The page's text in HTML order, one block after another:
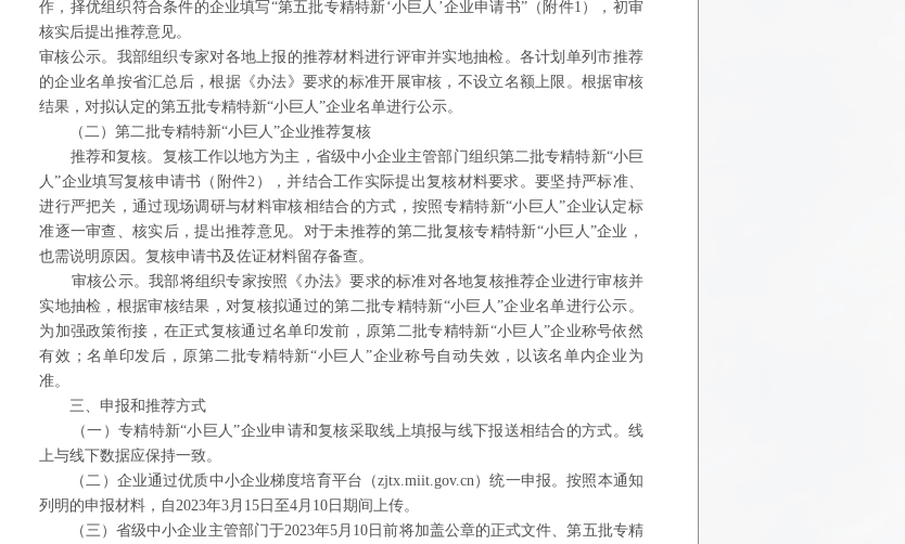
作，择优组织符合条件的企业填写“第五批专精特新‘小巨人’企业申请书”（附件1），初审
核实后提出推荐意见。
审核公示。我部组织专家对各地上报的推荐材料进行评审并实地抽检。各计划单列市推荐
的企业名单按省汇总后，根据《办法》要求的标准开展审核，不设立名额上限。根据审核
结果，对拟认定的第五批专精特新“小巨人”企业名单进行公示。
（二）第二批专精特新“小巨人”企业推荐复核
推荐和复核。复核工作以地方为主，省级中小企业主管部门组织第二批专精特新“小巨
人”企业填写复核申请书（附件2），并结合工作实际提出复核材料要求。要坚持严标准、
进行严把关，通过现场调研与材料审核相结合的方式，按照专精特新“小巨人”企业认定标
准逐一审查、核实后，提出推荐意见。对于未推荐的第二批复核专精特新“小巨人”企业，
也需说明原因。复核申请书及佐证材料留存备查。
审核公示。我部将组织专家按照《办法》要求的标准对各地复核推荐企业进行审核并
实地抽检，根据审核结果，对复核拟通过的第二批专精特新“小巨人”企业名单进行公示。
为加强政策衔接，在正式复核通过名单印发前，原第二批专精特新“小巨人”企业称号依然
有效；名单印发后，原第二批专精特新“小巨人”企业称号自动失效，以该名单内企业为
准。
三、申报和推荐方式
（一）专精特新“小巨人”企业申请和复核采取线上填报与线下报送相结合的方式。线
上与线下数据应保持一致。
（二）企业通过优质中小企业梯度培育平台（zjtx.miit.gov.cn）统一申报。按照本通知
列明的申报材料，自2023年3月15日至4月10日期间上传。
（三）省级中小企业主管部门于2023年5月10日前将加盖公章的正式文件、第五批专精